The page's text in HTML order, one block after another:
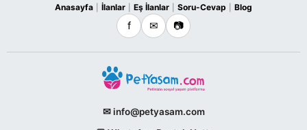
Anasayfa İlanlar Eş İlanlar Soru-Cevap Blog
f ✉ 📷
✉ info@petyasam.com